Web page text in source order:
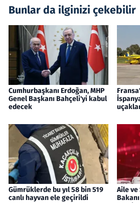
Bunlar da ilginizi çekebilir
Cumhurbaşkanı Erdoğan, MHP
Genel Başkanı Bahçeli'yi kabul
edecek
Gümrüklerde bu yıl 58 bin 519
canlı hayvan ele geçirildi
Aile ve